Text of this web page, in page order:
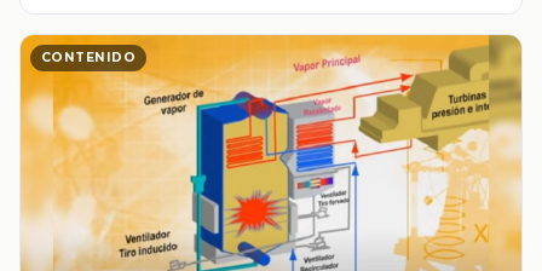
CONTENIDO